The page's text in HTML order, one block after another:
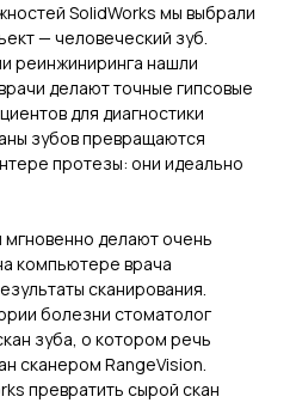
SolidWorks мы выбрали
— человеческий зуб.
реинжиниринга нашли
делают точные гипсовые
для диагностики
зубов превращаются
протезы: они идеально
делают очень
компьютере врача
сканирования.
болезни стоматолог
зуба, о котором речь
сканером RangeVision.
превратить сырой скан